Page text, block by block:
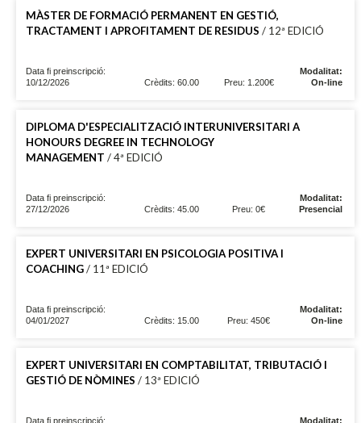
MÀSTER DE FORMACIÓ PERMANENT EN GESTIÓ,
TRACTAMENT I APROFITAMENT DE RESIDUS / 12ª EDICIÓ
Data fi preinscripció:
10/12/2026
Crèdits: 60.00 Preu: 1.200€
Modalitat:
On-line
DIPLOMA D'ESPECIALITZACIÓ INTERUNIVERSITARI A
HONOURS DEGREE IN TECHNOLOGY
MANAGEMENT / 4ª EDICIÓ
Data fi preinscripció:
27/12/2026
Crèdits: 45.00 Preu: 0€
Modalitat:
Presencial
EXPERT UNIVERSITARI EN PSICOLOGIA POSITIVA I
COACHING/ 11ª EDICIÓ
Data fi preinscripció:
04/01/2027
Crèdits: 15.00 Preu: 450€
Modalitat:
On-line
EXPERT UNIVERSITARI EN COMPTABILITAT, TRIBUTACIÓ I
GESTIÓ DE NÒMINES / 13ª EDICIÓ
Data fi preinscripció: Modalitat: